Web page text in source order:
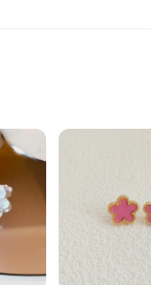
to any outfit. The
finish that catches
design ensures
Whether you're